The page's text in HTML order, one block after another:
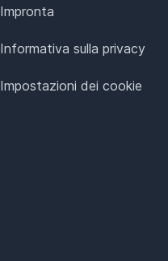
Impronta
Informativa sulla privacy
Impostazioni dei cookie